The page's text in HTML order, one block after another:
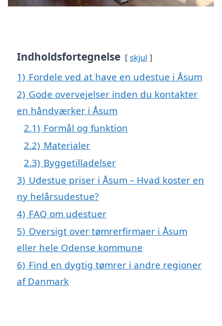
Indholdsfortegnelse skjul
1) Fordele ved at have en udestue i Åsum
2) Gode overvejelser inden du kontakter
en håndværker i Åsum
2.1) Formål og funktion
2.2) Materialer
2.3) Byggetilladelser
3) Udestue priser i Åsum – Hvad koster en
ny helårsudestue?
4) FAQ om udestuer
5) Oversigt over tømrerfirmaer i Åsum
eller hele Odense kommune
6) Find en dygtig tømrer i andre regioner
af Danmark